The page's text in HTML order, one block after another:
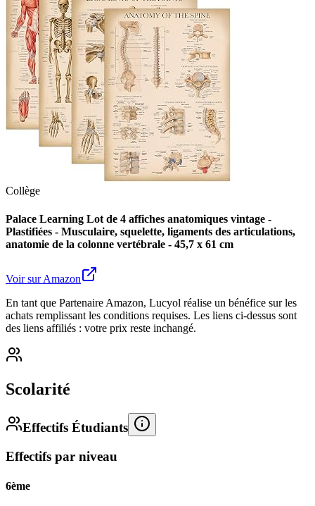
Collège
Palace Learning Lot de 4 affiches anatomiques vintage -
Plastifiées - Musculaire, squelette, ligaments des articulations,
anatomie de la colonne vertébrale - 45,7 x 61 cm
Voir sur Amazon
En tant que Partenaire Amazon, Lucyol réalise un bénéfice sur les
achats remplissant les conditions requises. Les liens ci-dessus sont
des liens affiliés : votre prix reste inchangé.
Scolarité
Effectifs Étudiants
Effectifs par niveau
6ème